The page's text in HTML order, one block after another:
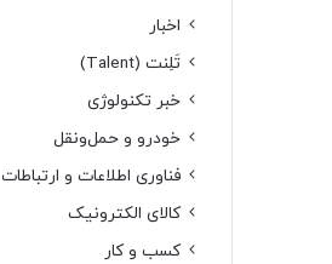
اخبار
تَلِنت (Talent)
خبر تکنولوژی
خودرو و حمل‌و‌نقل
فناوری اطلاعات و ارتباطات
کالای الکترونیک
کسب و کار